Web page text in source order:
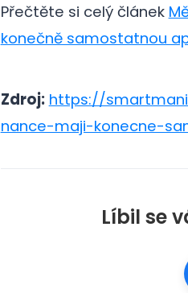
Přečtěte si celý článek
konečně samostatnou
Zdroj: https://
nance-maji-konecne-
Líbil se